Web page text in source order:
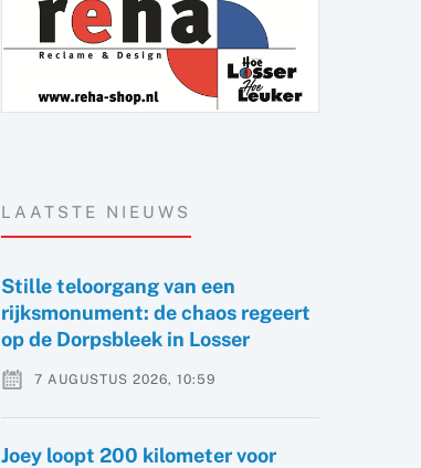
LAATSTE NIEUWS
Stille teloorgang van een
rijksmonument: de chaos regeert
op de Dorpsbleek in Losser
7 AUGUSTUS 2026, 10:59
Joey loopt 200 kilometer voor